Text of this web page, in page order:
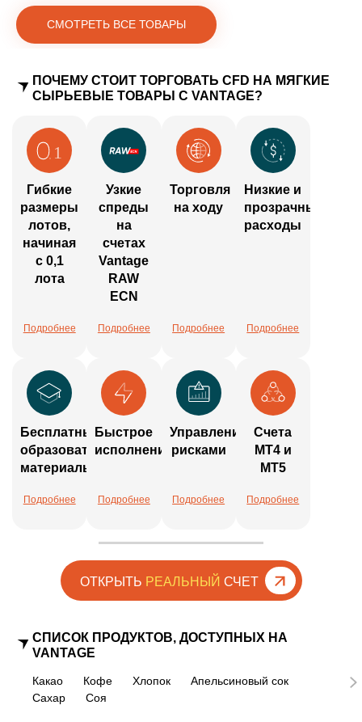
СМОТРЕТЬ ВСЕ ТОВАРЫ
ПОЧЕМУ СТОИТ ТОРГОВАТЬ CFD НА МЯГКИЕ
СЫРЬЕВЫЕ ТОВАРЫ С VANTAGE?
Гибкие
размеры
лотов,
начиная
с 0,1
лота
Подробнее
Узкие
спреды
на
счетах
Vantage
RAW
ECN
Подробнее
Торговля
на ходу
Подробнее
Низкие и
прозрачные
расходы
Подробнее
Бесплатные
образовательные
материалы
Подробнее
Быстрое
исполнение
Подробнее
Управление
рисками
Подробнее
Счета
MT4 и
MT5
Подробнее
ОТКРЫТЬ РЕАЛЬНЫЙ СЧЕТ
СПИСОК ПРОДУКТОВ, ДОСТУПНЫХ НА
VANTAGE
Какао Кофе Хлопок
Апельсиновый сок
Сахар
Соя